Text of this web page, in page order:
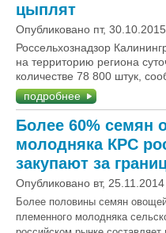
цыплят
Опубликовано пт,
Россельхознадзор
на территорию региона
количестве 78 800 штук,
подробнее
Более 60% семян
молодняка КРС
закупают за
Опубликовано вт,
Более половины семян
племенного молодняка